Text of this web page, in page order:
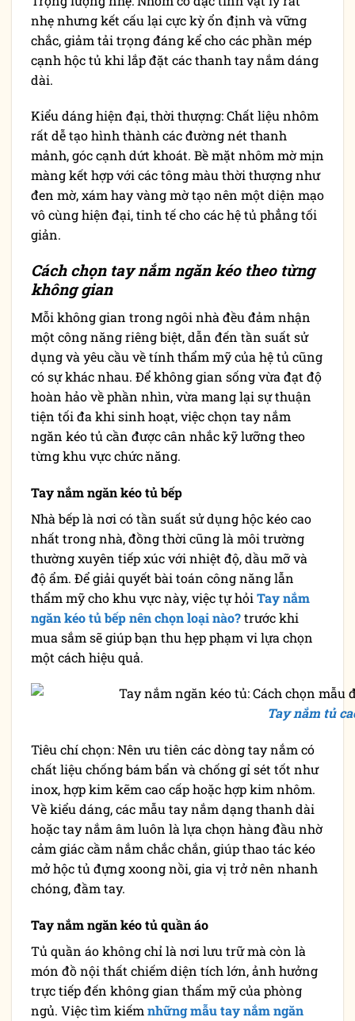
nhẹ nhưng kết cấu lại cực kỳ ổn định và vững
chắc, giảm tải trọng đáng kể cho các phần mép
cạnh hộc tủ khi lắp đặt các thanh tay nắm dáng
dài.
Kiểu dáng hiện đại, thời thượng: Chất liệu nhôm
rất dễ tạo hình thành các đường nét thanh
mảnh, góc cạnh dứt khoát. Bề mặt nhôm mờ mịn
màng kết hợp với các tông màu thời thượng như
đen mờ, xám hay vàng mờ tạo nên một diện mạo
vô cùng hiện đại, tinh tế cho các hệ tủ phẳng tối
giản.
Cách chọn tay nắm ngăn kéo theo từng
không gian
Mỗi không gian trong ngôi nhà đều đảm nhận
một công năng riêng biệt, dẫn đến tần suất sử
dụng và yêu cầu về tính thẩm mỹ của hệ tủ cũng
có sự khác nhau. Để không gian sống vừa đạt độ
hoàn hảo về phần nhìn, vừa mang lại sự thuận
tiện tối đa khi sinh hoạt, việc chọn tay nắm
ngăn kéo tủ cần được cân nhắc kỹ lưỡng theo
từng khu vực chức năng.
Tay nắm ngăn kéo tủ bếp
Nhà bếp là nơi có tần suất sử dụng hộc kéo cao
nhất trong nhà, đồng thời cũng là môi trường
thường xuyên tiếp xúc với nhiệt độ, dầu mỡ và
độ ẩm. Để giải quyết bài toán công năng lẫn
thẩm mỹ cho khu vực này, việc tự hỏi Tay nắm
ngăn kéo tủ bếp nên chọn loại nào?trước khi
mua sắm sẽ giúp bạn thu hẹp phạm vi lựa chọn
một cách hiệu quả.
Tay nắm tủ
Tiêu chí chọn: Nên ưu tiên các dòng tay nắm có
chất liệu chống bám bẩn và chống gỉ sét tốt như
inox, hợp kim kẽm cao cấp hoặc hợp kim nhôm.
Về kiểu dáng, các mẫu tay nắm dạng thanh dài
hoặc tay nắm âm luôn là lựa chọn hàng đầu nhờ
cảm giác cầm nắm chắc chắn, giúp thao tác kéo
mở hộc tủ đựng xoong nồi, gia vị trở nên nhanh
chóng, đầm tay.
Tay nắm ngăn kéo tủ quần áo
Tủ quần áo không chỉ là nơi lưu trữ mà còn là
món đồ nội thất chiếm diện tích lớn, ảnh hưởng
trực tiếp đến không gian thẩm mỹ của phòng
ngủ. Việc tìm kiếm những mẫu tay nắm ngăn